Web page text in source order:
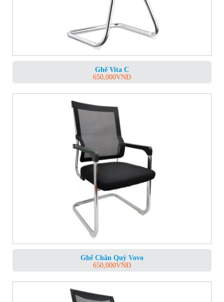
Ghế Vita C
650,000VNĐ
Ghế Chân Quỳ Vovo
650,000VNĐ